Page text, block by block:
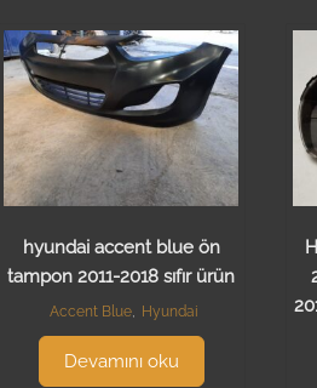
hyundai accent blue ön
tampon 2011-2018 sıfır ürün
Accent Blue, Hyundai
Devamını oku